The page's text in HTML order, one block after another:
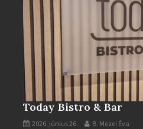
Today Bistro & Bar
2026. június 26. B. Mezei Éva